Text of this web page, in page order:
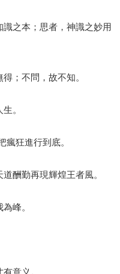
之本；思者，神識之妙用
；不問，故不知。
。
瘋狂進行到底。
酬勤再現輝煌王者風。
峰。
意义。